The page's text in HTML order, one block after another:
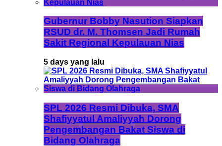
Gubernur Bobby Nasution Siapkan
RSUD dr. M. Thomsen Jadi Rumah
Sakit Regional Kepulauan Nias
5 days yang lalu
SPL 2026 Resmi Dibuka, SMA
Shafiyyatul Amaliyyah Dorong
Pengembangan Bakat Siswa di
Bidang Olahraga